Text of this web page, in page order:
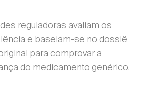
reguladoras avaliam os
e baseiam-se no dossiê
para comprovar a
do medicamento genérico.